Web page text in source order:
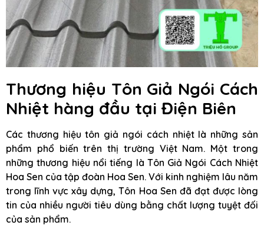
Thương hiệu Tôn Giả Ngói Cách
Nhiệt hàng đầu tại Điện Biên
Các thương hiệu tôn giả ngói cách nhiệt là những sản
phẩm phổ biến trên thị trường Việt Nam. Một trong
những thương hiệu nổi tiếng là Tôn Giả Ngói Cách Nhiệt
Hoa Sen của tập đoàn Hoa Sen. Với kinh nghiệm lâu năm
trong lĩnh vực xây dựng, Tôn Hoa Sen đã đạt được lòng
tin của nhiều người tiêu dùng bằng chất lượng tuyệt đối
của sản phẩm.